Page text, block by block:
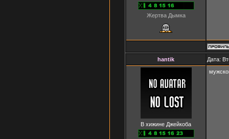
Жертва Дымка
hantik Дата:
В хижине Джейкоба